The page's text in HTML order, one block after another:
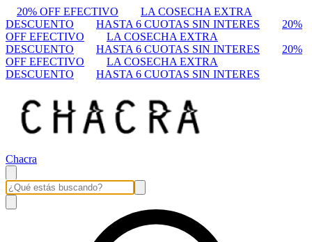
20% OFF EFECTIVO
LA COSECHA EXTRA
DESCUENTO
HASTA 6 CUOTAS SIN INTERES
20%
OFF EFECTIVO
LA COSECHA EXTRA
DESCUENTO
HASTA 6 CUOTAS SIN INTERES
20%
OFF EFECTIVO
LA COSECHA EXTRA
DESCUENTO
HASTA 6 CUOTAS SIN INTERES
Chacra